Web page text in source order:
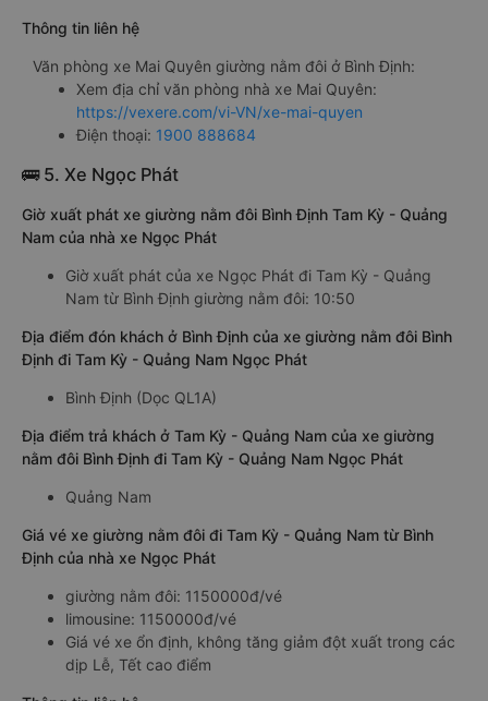
Thông tin liên hệ
Văn phòng xe Mai Quyên giường nằm đôi ở Bình Định:
Xem địa chỉ văn phòng nhà xe Mai Quyên:
https://vexere.com/vi-VN/xe-mai-quyen
Điện thoại: 1900 888684
🚌 5. Xe Ngọc Phát
Giờ xuất phát xe giường nằm đôi Bình Định Tam Kỳ - Quảng
Nam của nhà xe Ngọc Phát
Giờ xuất phát của xe Ngọc Phát đi Tam Kỳ - Quảng
Nam từ Bình Định giường nằm đôi: 10:50
Địa điểm đón khách ở Bình Định của xe giường nằm đôi Bình
Định đi Tam Kỳ - Quảng Nam Ngọc Phát
Bình Định (Dọc QL1A)
Địa điểm trả khách ở Tam Kỳ - Quảng Nam của xe giường
nằm đôi Bình Định đi Tam Kỳ - Quảng Nam Ngọc Phát
Quảng Nam
Giá vé xe giường nằm đôi đi Tam Kỳ - Quảng Nam từ Bình
Định của nhà xe Ngọc Phát
giường nằm đôi: 1150000đ/vé
limousine: 1150000đ/vé
Giá vé xe ổn định, không tăng giảm đột xuất trong các
dịp Lễ, Tết cao điểm